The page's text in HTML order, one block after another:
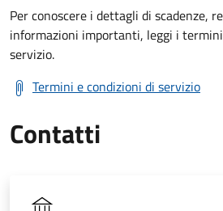
Per conoscere i dettagli di scadenze,
informazioni importanti, leggi i
servizio.
Termini e condizioni di servizio
Contatti